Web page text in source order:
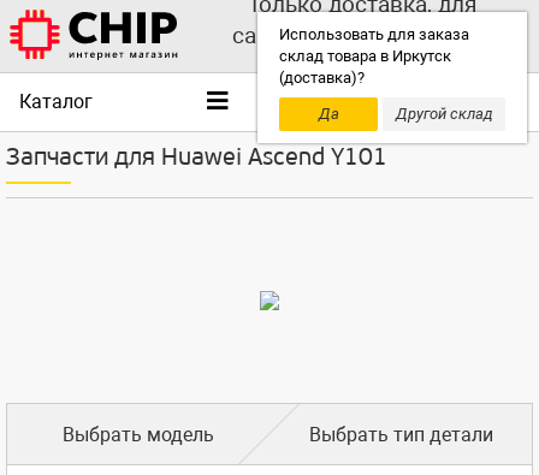
Использовать для заказа
склад товара в Иркутск
(доставка)?
Да
Другой склад
самовывоза выбирайте
другой склад!
Каталог
Запчасти для Huawei Ascend Y101
Выбрать модель Выбрать тип детали